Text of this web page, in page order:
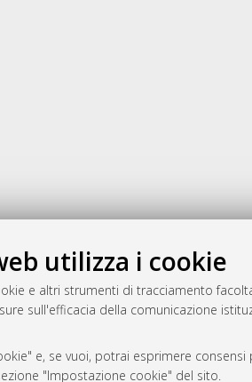
utilizza i cookie
e altri strumenti di tracciamento
sull'efficacia della comunicazione
e, se vuoi, potrai esprimere
"Impostazione cookie" del sito.
del documento: